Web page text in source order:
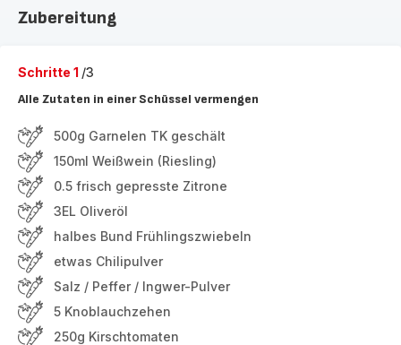
Zubereitung
Schritte 1 /3
Alle Zutaten in einer Schüssel vermengen
500g Garnelen TK geschält
150ml Weißwein (Riesling)
0.5 frisch gepresste Zitrone
3EL Oliveröl
halbes Bund Frühlingszwiebeln
etwas Chilipulver
Salz / Peffer / Ingwer-Pulver
5 Knoblauchzehen
250g Kirschtomaten